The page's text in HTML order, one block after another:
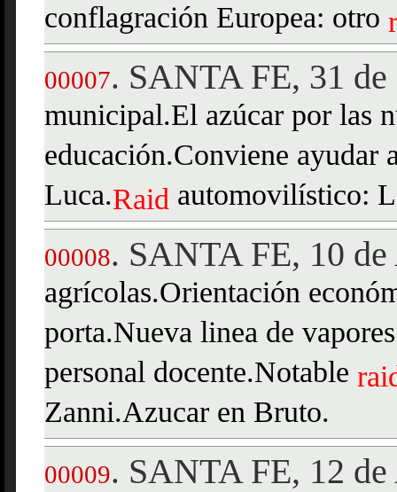
conflagración Europea: otro
00007. SANTA FE, 31
municipal.El azúcar por las
educación.Conviene ayudar
Luca.Raid automovilístico:
00008. SANTA FE, 10
agrícolas.Orientación
porta.Nueva linea de
personal docente.Notable
Zanni.Azucar en Bruto.
00009. SANTA FE, 12